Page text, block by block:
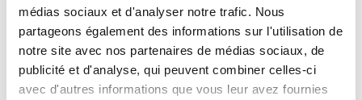
médias sociaux et d'analyser notre trafic. Nous
partageons également des informations sur l'utilisation de
notre site avec nos partenaires de médias sociaux, de
publicité et d'analyse, qui peuvent combiner celles-ci
avec d'autres informations que vous leur avez fournies
Twitter
Linkedin